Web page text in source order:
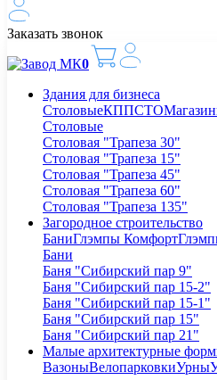
Заказать звонок
0
Здания для бизнеса
СтоловыеКППСТО
Столовые
Столовая "Трапеза 30"
Столовая "Трапеза 15"
Столовая "Трапеза 45"
Столовая "Трапеза 60"
Столовая "Трапеза 135"
Загородное строительство
БаниГлэмпы Комфорт
Бани
Баня "Сибирский пар 9"
Баня "Сибирский пар 15-2"
Баня "Сибирский пар 15-1"
Баня "Сибирский пар 15"
Баня "Сибирский пар 21"
Малые архитектурные
ВазоныВелопарковкиУрны